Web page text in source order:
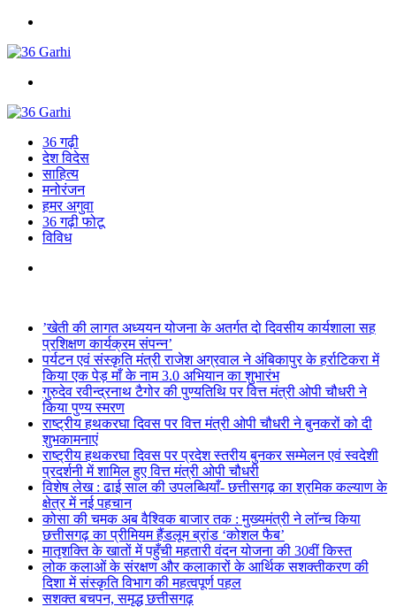
36 गढ़ी
देश विदेस
साहित्य
मनोरंजन
हमर अगुवा
36 गढ़ी फोटू
विविध
’खेती की लागत अध्ययन योजना के अतर्गत दो दिवसीय कार्यशाला सह
प्रशिक्षण कार्यक्रम संपन्न’
पर्यटन एवं संस्कृति मंत्री राजेश अग्रवाल ने अंबिकापुर के हर्राटिकरा में
किया एक पेड़ माँ के नाम 3.0 अभियान का शुभारंभ
गुरुदेव रवीन्द्रनाथ टैगोर की पुण्यतिथि पर वित्त मंत्री ओपी चौधरी ने
किया पुण्य स्मरण
राष्ट्रीय हथकरघा दिवस पर वित्त मंत्री ओपी चौधरी ने बुनकरों को दी
शुभकामनाएं
राष्ट्रीय हथकरघा दिवस पर प्रदेश स्तरीय बुनकर सम्मेलन एवं स्वदेशी
प्रदर्शनी में शामिल हुए वित्त मंत्री ओपी चौधरी
विशेष लेख : ढाई साल की उपलब्धियाँ- छत्तीसगढ़ का श्रमिक कल्याण के
क्षेत्र में नई पहचान
कोसा की चमक अब वैश्विक बाजार तक : मुख्यमंत्री ने लॉन्च किया
छत्तीसगढ़ का प्रीमियम हैंडलूम ब्रांड ‘कोशल फैब’
मातृशक्ति के खातों में पहुँची महतारी वंदन योजना की 30वीं किस्त
लोक कलाओं के संरक्षण और कलाकारों के आर्थिक सशक्तीकरण की
दिशा में संस्कृति विभाग की महत्वपूर्ण पहल
सशक्त बचपन, समृद्ध छत्तीसगढ़